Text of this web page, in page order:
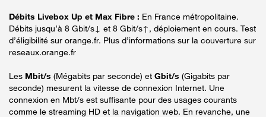
Débits Livebox Up et Max Fibre : En France métropolitaine.
Débits jusqu’à 8 Gbit/s↓ et 8 Gbit/s↑, déploiement en cours. Test
d’éligibilité sur orange.fr. Plus d’informations sur la couverture sur
reseaux.orange.fr
Les Mbit/s (Mégabits par seconde) et Gbit/s (Gigabits par
seconde) mesurent la vitesse de connexion Internet. Une
connexion en Mbt/s est suffisante pour des usages courants
comme le streaming HD et la navigation web. En revanche, une